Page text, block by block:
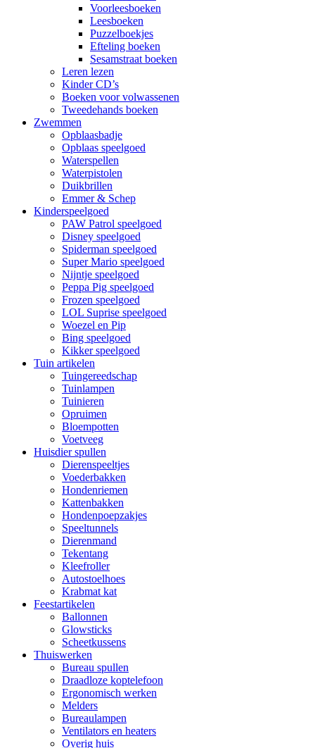
Voorleesboeken
Leesboeken
Puzzelboekjes
Efteling boeken
Sesamstraat boeken
Leren lezen
Kinder CD’s
Boeken voor volwassenen
Tweedehands boeken
Zwemmen
Opblaasbadje
Opblaas speelgoed
Waterspellen
Waterpistolen
Duikbrillen
Emmer & Schep
Kinderspeelgoed
PAW Patrol speelgoed
Disney speelgoed
Spiderman speelgoed
Super Mario speelgoed
Nijntje speelgoed
Peppa Pig speelgoed
Frozen speelgoed
LOL Suprise speelgoed
Woezel en Pip
Bing speelgoed
Kikker speelgoed
Tuin artikelen
Tuingereedschap
Tuinlampen
Tuinieren
Opruimen
Bloempotten
Voetveeg
Huisdier spullen
Dierenspeeltjes
Voederbakken
Hondenriemen
Kattenbakken
Hondenpoepzakjes
Speeltunnels
Dierenmand
Tekentang
Kleefroller
Autostoelhoes
Krabmat kat
Feestartikelen
Ballonnen
Glowsticks
Scheetkussens
Thuiswerken
Bureau spullen
Draadloze koptelefoon
Ergonomisch werken
Melders
Bureaulampen
Ventilators en heaters
Overig huis